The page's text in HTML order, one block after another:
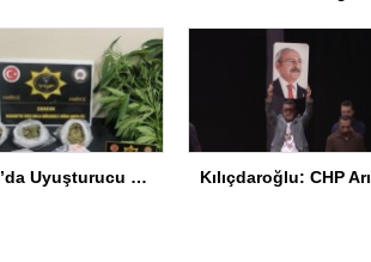
Sorgun’da Uyuşturucu Operasyonu